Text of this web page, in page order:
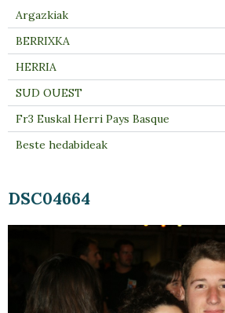
DSC04664
Argazkiak
BERRIXKA
HERRIA
SUD OUEST
Fr3 Euskal Herri Pays Basque
Beste hedabideak